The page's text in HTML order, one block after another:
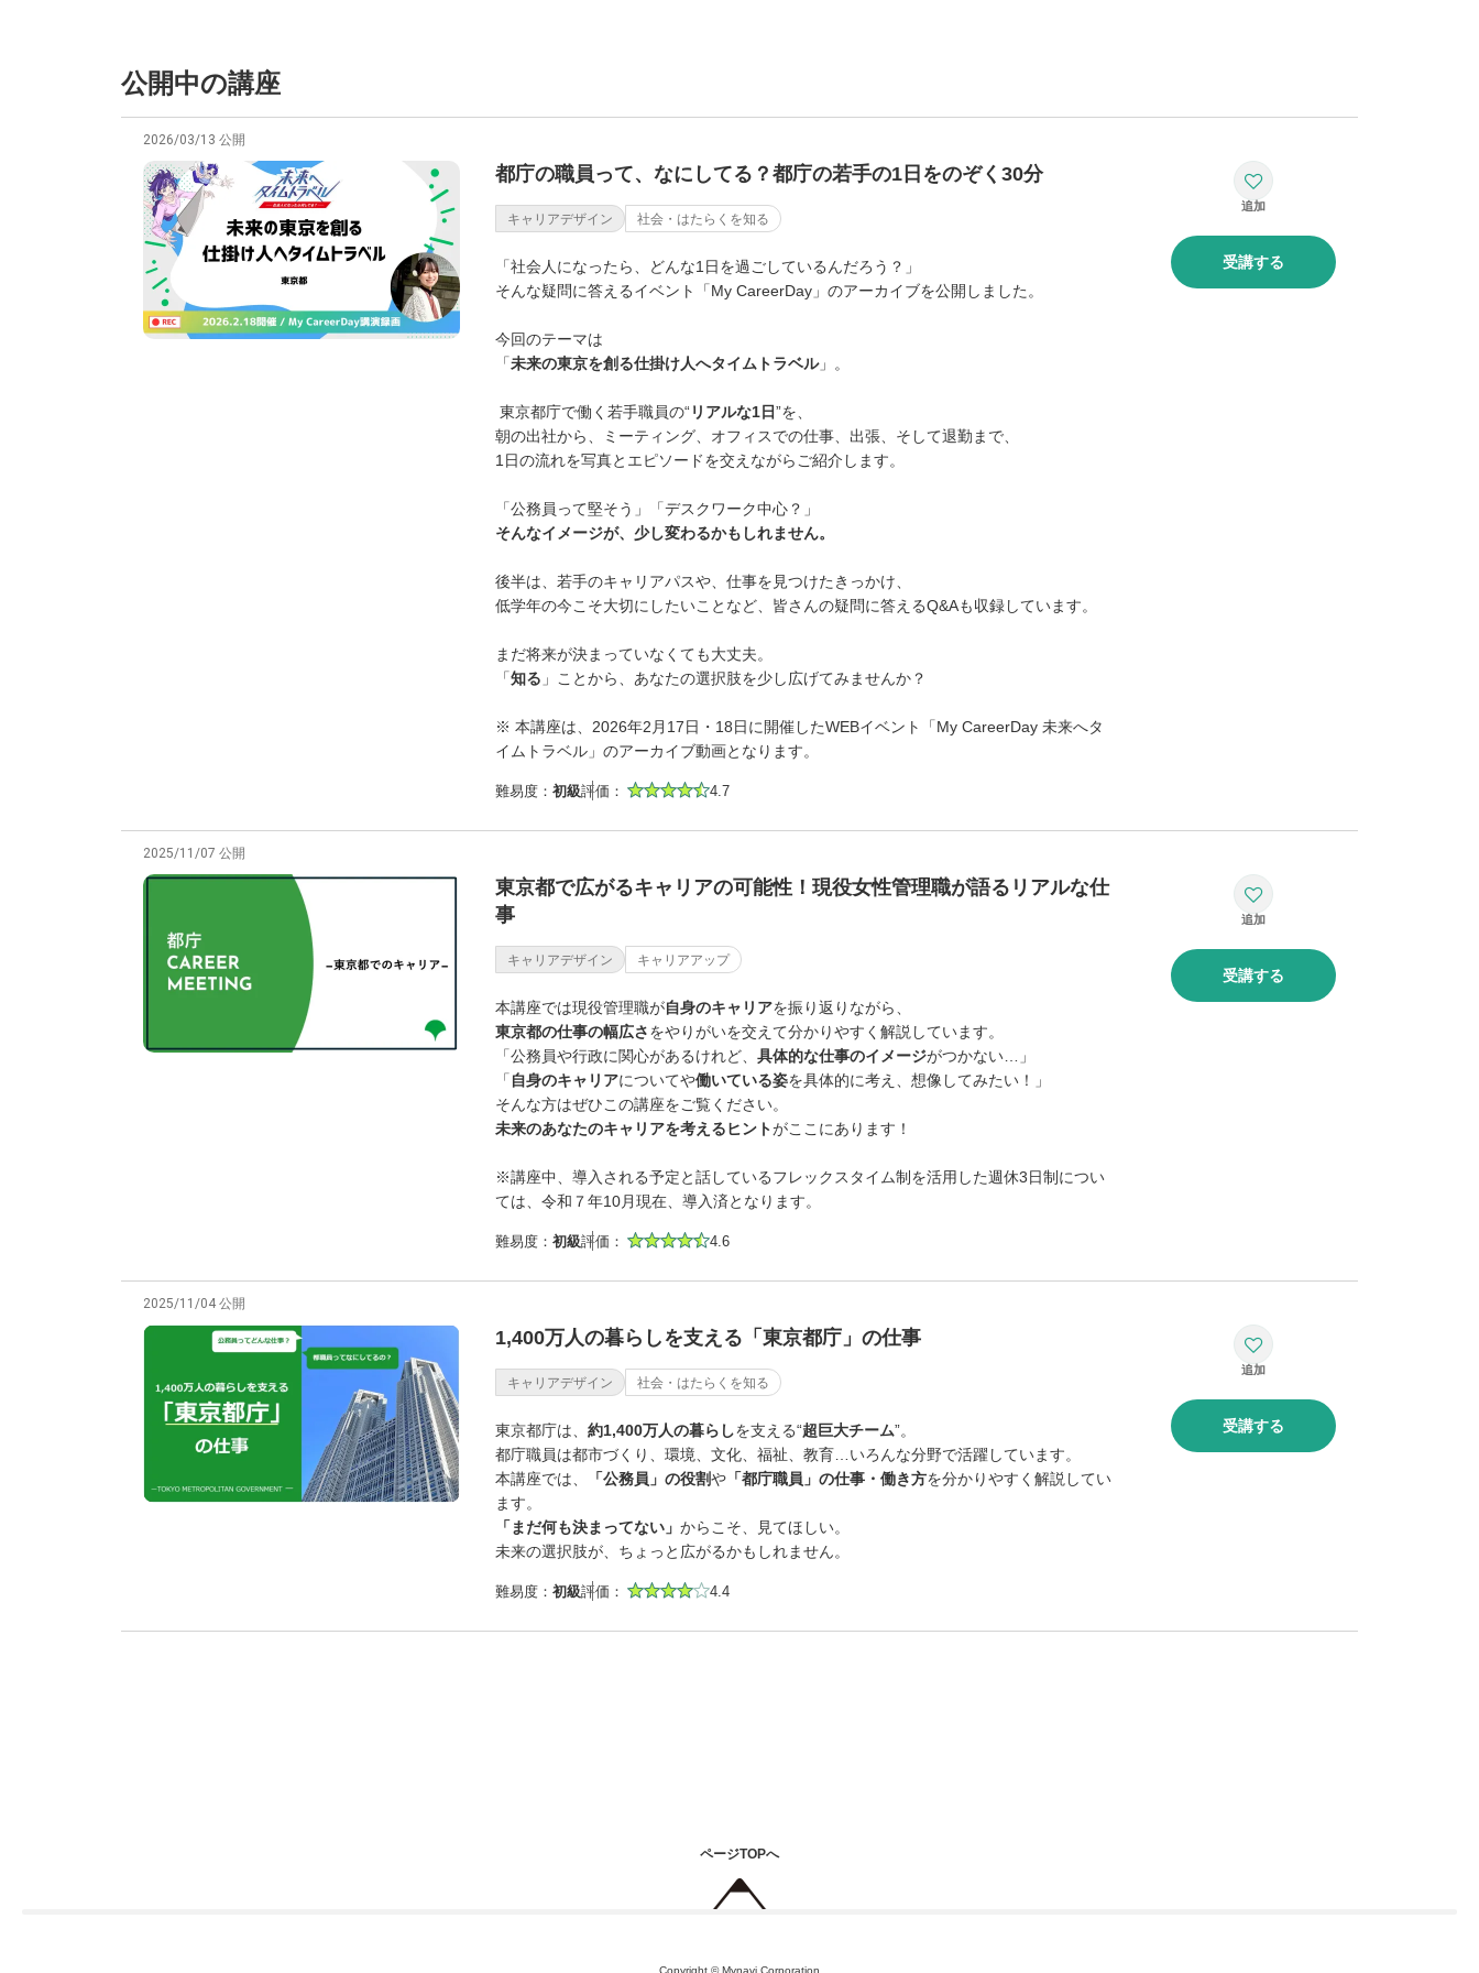
公開中の講座
2026/03/13 公開
都庁の職員って、なにしてる？都庁の若手の1日をのぞく30分
キャリアデザイン 社会・はたらくを知る
「社会人になったら、どんな1日を過ごしているんだろう？」
そんな疑問に答えるイベント「My CareerDay」のアーカイブを公開しました。
今回のテーマは
「未来の東京を創る仕掛け人へタイムトラベル」。
東京都庁で働く若手職員の“ リアルな1日”を、
朝の出社から、ミーティング、オフィスでの仕事、出張、そして退勤まで、
1日の流れを写真とエピソードを交えながらご紹介します。
「公務員って堅そう」「デスクワーク中心？」
そんなイメージが、少し変わるかもしれません。
後半は、若手のキャリアパスや、仕事を見つけたきっかけ、
低学年の今こそ大切にしたいことなど、皆さんの疑問に答えるQ&Aも収録しています。
まだ将来が決まっていなくても大丈夫。
「知る 」ことから、あなたの選択肢を少し広げてみませんか？
※ 本講座は、2026年2月17日・18日に開催したWEBイベント「My CareerDay 未来へタ
イムトラベル」のアーカイブ動画となります。
難易度： 初級評価： 4.7
受講する
2025/11/07 公開
東京都で広がるキャリアの可能性！現役女性管理職が語るリアルな仕
事
キャリアデザイン キャリアアップ
本講座では現役管理職が自身のキャリアを振り返りながら、
東京都の仕事の幅広さをやりがいを交えて分かりやすく解説しています。
「公務員や行政に関心があるけれど、 具体的な仕事のイメージがつかない…」
「 自身のキャリアについてや働いている姿を具体的に考え、想像してみたい！」
そんな方はぜひこの講座をご覧ください。
未来のあなたのキャリアを考えるヒントがここにあります！
※講座中、導入される予定と話しているフレックスタイム制を活用した週休3日制につい
ては、令和７年10月現在、導入済となります。
難易度： 初級評価： 4.6
受講する
2025/11/04 公開
1,400万人の暮らしを支える「東京都庁」の仕事
キャリアデザイン 社会・はたらくを知る
東京都庁は、 約1,400万人の暮らしを支える“超巨大チーム”。
都庁職員は都市づくり、環境、文化、福祉、教育…いろんな分野で活躍しています。
本講座では、
「公務員」の役割や 「都庁職員」の仕事・働き方を分かりやすく解説してい
ます。
「まだ何も決まってない」 からこそ、見てほしい。
未来の選択肢が、ちょっと広がるかもしれません。
難易度： 初級評価： 4.4
受講する
ページTOPへ
Copyright © Mynavi Corporation